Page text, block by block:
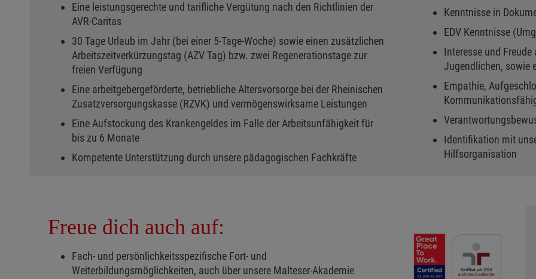
Eine leistungsgerechte und tarifliche Vergütung nach den Richtlinien der
AVR-Caritas
30 Tage Urlaub im Jahr (bei einer 5-Tage-Woche) sowie einen zusätzlichen
Arbeitszeitverkürzungstag (AZV Tag) bzw. zwei Regenerationstage zur
freien Verfügung
Eine arbeitgebergeförderte, betriebliche Altersvorsorge bei der Rheinischen
Zusatzversorgungskasse (RZVK) und vermögenswirksame Leistungen
Eine Aufstockung des Krankengeldes im Falle der Arbeitsunfähigkeit für
bis zu 6 Monate
Kompetente Unterstützung durch unsere pädagogischen Fachkräfte
Kenntnisse in
EDV Kenntnisse
Interesse und
Jugendlichen, sowie
Empathie,
Identifikation mit
Hilfsorganisation
Freue dich auch auf:
Fach- und persönlichkeitsspezifische Fort- und
Weiterbildungsmöglichkeiten, auch über unsere Malteser-Akademie